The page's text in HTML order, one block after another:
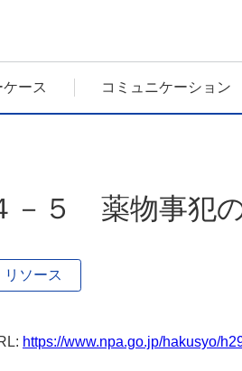
ケース コミュニケーション
－５ 薬物事犯
リソース
https://www.npa.go.jp/hakusyo/